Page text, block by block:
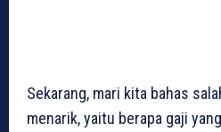
Sekarang, mari kita bahas
menarik, yaitu berapa gaji